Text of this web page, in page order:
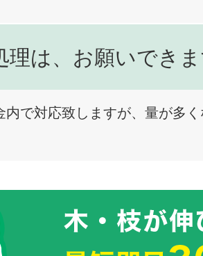
は、お願いでき
内で対応致しますが、量が多